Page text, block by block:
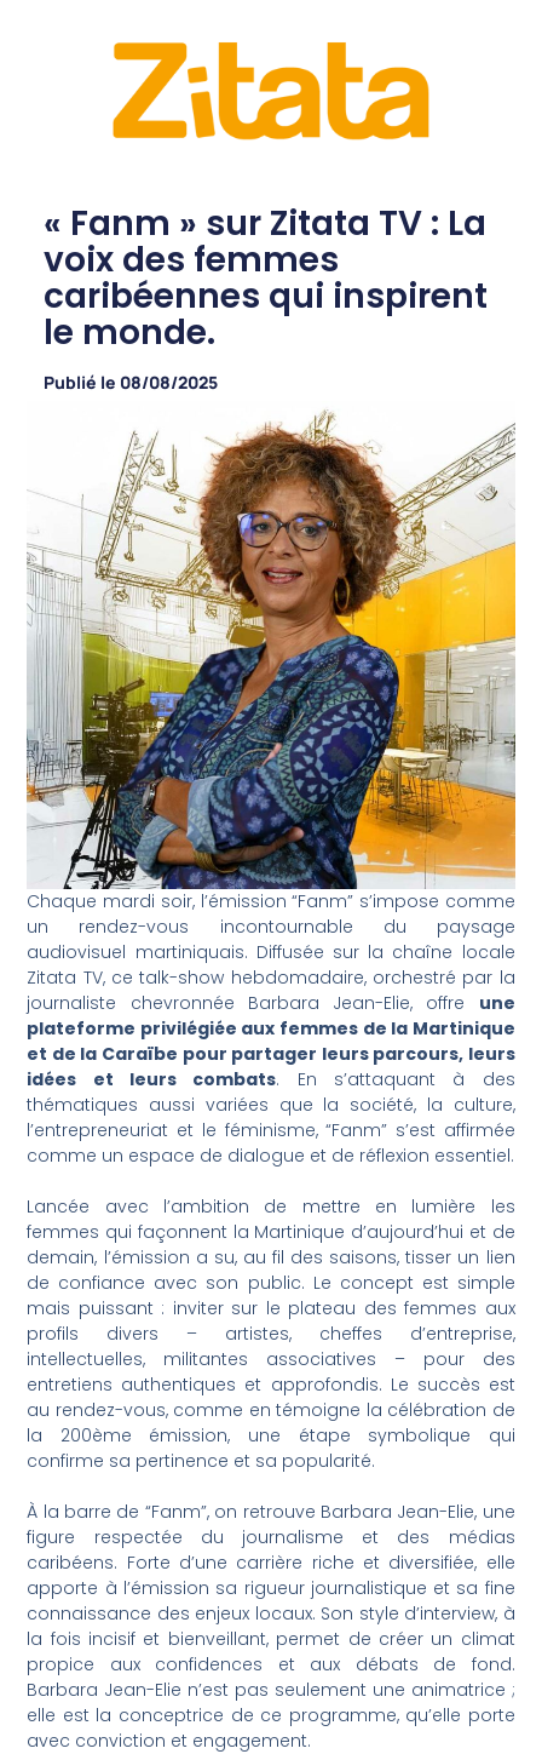
« Fanm » sur Zitata TV : La
voix des femmes
caribéennes qui inspirent
le monde.
Publié le 08/08/2025
Chaque mardi soir, l’émission “Fanm” s’impose comme
un rendez-vous incontournable du paysage
audiovisuel martiniquais. Diffusée sur la chaîne locale
Zitata TV, ce talk-show hebdomadaire, orchestré par la
journaliste chevronnée Barbara Jean-Elie, offre une
plateforme privilégiée aux femmes de la Martinique
et de la Caraïbe pour partager leurs parcours, leurs
idées et leurs combats. En s’attaquant à des
thématiques aussi variées que la société, la culture,
l’entrepreneuriat et le féminisme, “Fanm” s’est affirmée
comme un espace de dialogue et de réflexion essentiel.
Lancée avec l’ambition de mettre en lumière les
femmes qui façonnent la Martinique d’aujourd’hui et de
demain, l’émission a su, au fil des saisons, tisser un lien
de confiance avec son public. Le concept est simple
mais puissant : inviter sur le plateau des femmes aux
profils divers – artistes, cheffes d’entreprise,
intellectuelles, militantes associatives – pour des
entretiens authentiques et approfondis. Le succès est
au rendez-vous, comme en témoigne la célébration de
la 200ème émission, une étape symbolique qui
confirme sa pertinence et sa popularité.
À la barre de “Fanm”, on retrouve Barbara Jean-Elie, une
figure respectée du journalisme et des médias
caribéens. Forte d’une carrière riche et diversifiée, elle
apporte à l’émission sa rigueur journalistique et sa fine
connaissance des enjeux locaux. Son style d’interview, à
la fois incisif et bienveillant, permet de créer un climat
propice aux confidences et aux débats de fond.
Barbara Jean-Elie n’est pas seulement une animatrice ;
elle est la conceptrice de ce programme, qu’elle porte
avec conviction et engagement.